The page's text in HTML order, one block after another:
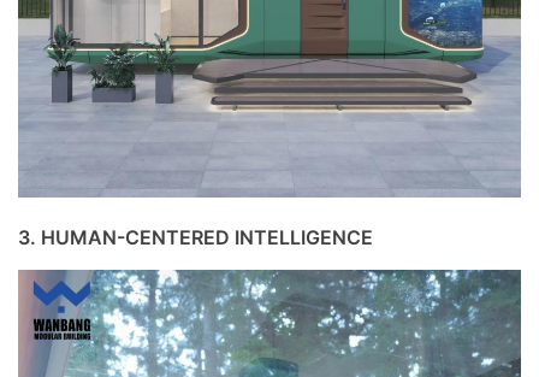
3. HUMAN-CENTERED INTELLIGENCE